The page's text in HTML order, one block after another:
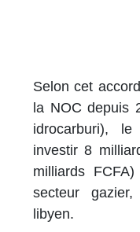
Selon cet
la NOC depuis
idrocarburi),
investir 8
milliards
secteur
libyen.